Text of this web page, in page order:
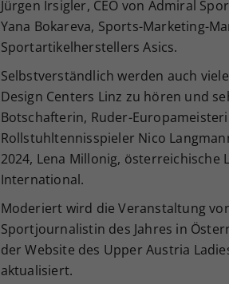
Jürgen Irsigler, CEO von Admiral
Yana Bokareva, Sports-Marketing-
Sportartikelherstellers Asics.
Selbstverständlich werden auch
Design Centers Linz zu hören und
Botschafterin, Ruder-
Rollstuhltennisspieler Nico
2024, Lena Millonig,
International.
Moderiert wird die Veranstaltung
Sportjournalistin des Jahres in
der Website des Upper Austria
aktualisiert.